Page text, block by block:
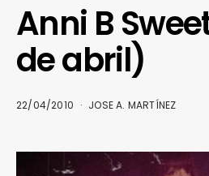
Anni B
de abril)
22/04/2010 JOSE A. MARTÍNEZ